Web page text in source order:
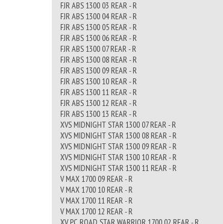
FJR ABS 1300 03 REAR - R
FJR ABS 1300 04 REAR - R
FJR ABS 1300 05 REAR - R
FJR ABS 1300 06 REAR - R
FJR ABS 1300 07 REAR - R
FJR ABS 1300 08 REAR - R
FJR ABS 1300 09 REAR - R
FJR ABS 1300 10 REAR - R
FJR ABS 1300 11 REAR - R
FJR ABS 1300 12 REAR - R
FJR ABS 1300 13 REAR - R
XVS MIDNIGHT STAR 1300 07 REAR - R
XVS MIDNIGHT STAR 1300 08 REAR - R
XVS MIDNIGHT STAR 1300 09 REAR - R
XVS MIDNIGHT STAR 1300 10 REAR - R
XVS MIDNIGHT STAR 1300 11 REAR - R
V MAX 1700 09 REAR - R
V MAX 1700 10 REAR - R
V MAX 1700 11 REAR - R
V MAX 1700 12 REAR - R